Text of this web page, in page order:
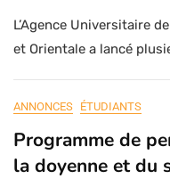
L’Agence Universitaire
et Orientale a lancé
ANNONCES ÉTUDIANTS
Programme de
la doyenne et du